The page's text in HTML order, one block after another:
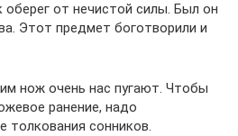
оберег от нечистой силы. Был он
Этот предмет боготворили и
нож очень нас пугают. Чтобы
ранение, надо
толкования сонников.